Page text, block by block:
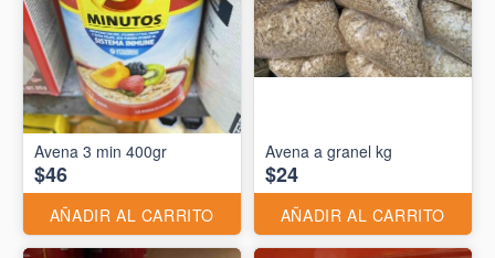
Avena 3 min 400gr
$46
AÑADIR AL CARRITO
Avena a granel kg
$24
AÑADIR AL CARRITO